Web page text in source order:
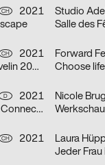
CH
2021
CH
2021
Les Printemps de Sévelin 2021 [Sévelin-Frühling 2021]
Choose
D
2021
DRIFT – Moments of Connection
Nicole
CH
2021
Laura
Jeder Frau